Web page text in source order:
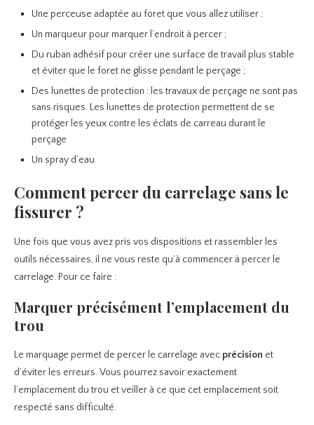
Une perceuse adaptée au foret que vous allez utiliser ;
Un marqueur pour marquer l’endroit à percer ;
Du ruban adhésif pour créer une surface de travail plus stable
et éviter que le foret ne glisse pendant le perçage ;
Des lunettes de protection : les travaux de perçage ne sont pas
sans risques. Les lunettes de protection permettent de se
protéger les yeux contre les éclats de carreau durant le
perçage
Un spray d’eau.
Comment percer du carrelage sans le
fissurer ?
Une fois que vous avez pris vos dispositions et rassembler les
outils nécessaires, il ne vous reste qu’à commencer à percer le
carrelage. Pour ce faire :
Marquer précisément l’emplacement du
trou
Le marquage permet de percer le carrelage avec précision et
d’éviter les erreurs. Vous pourrez savoir exactement
l’emplacement du trou et veiller à ce que cet emplacement soit
respecté sans difficulté.